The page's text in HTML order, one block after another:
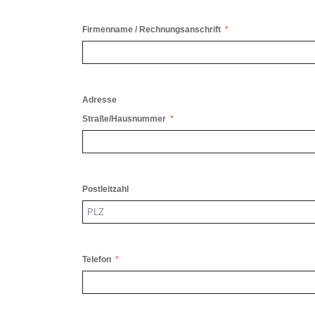
Firmenname / Rechnungsanschrift
Adresse
Straße/Hausnummer
Postleitzahl
Telefon